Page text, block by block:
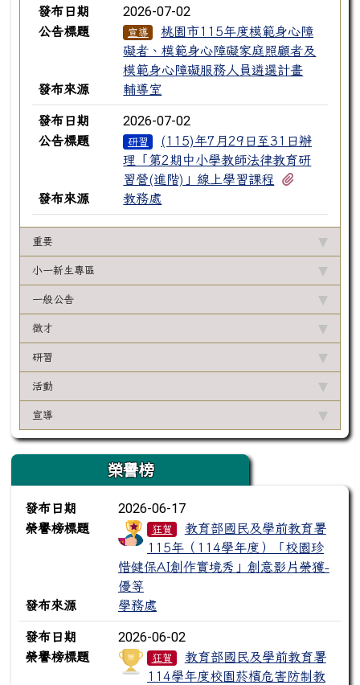
發布日期 2026-07-02
公告標題 宣導
桃園市115年度模範身心障
礙者、模範身心障礙家庭照顧者及
模範身心障礙服務人員遴選計畫
發布來源
輔導室
發布日期 2026-07-02
公告標題 研習
(115)年7月29日至31日辦
理「第2期中小學教師法律教育研
習營(進階)」線上學習課程
發布來源
教務處
重要
小一新生專區
一般公告
徵才
研習
活動
宣導
榮譽榜
榮譽榜列表
發布日期 2026-06-17
榮譽榜標題 狂賀
教育部國民及學前教育署
115年（114學年度）「校園珍
惜健保AI創作實境秀」創意影片榮獲-
優等
發布來源
學務處
發布日期 2026-06-02
榮譽榜標題 狂賀
教育部國民及學前教育署
114學年度校園菸檳危害防制教